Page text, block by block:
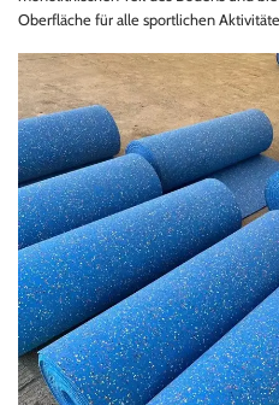
Oberfläche für alle sportlichen